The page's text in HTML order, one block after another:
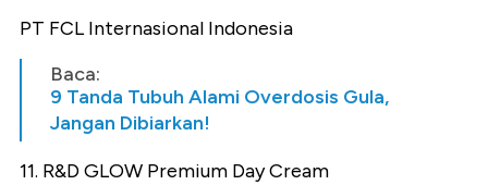
PT FCL Internasional Indonesia
Baca:
9 Tanda Tubuh Alami Overdosis Gula,
Jangan Dibiarkan!
11. R&D GLOW Premium Day Cream